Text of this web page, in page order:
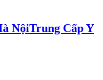
Trung Cấp Y